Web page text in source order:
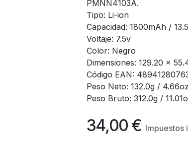
PMNN4103A.
Tipo: Li-ion
Capacidad: 1800mAh /
Voltaje: 7.5v
Color: Negro
Dimensiones: 129.20 x
Código EAN:
Peso Neto: 132.0g / 4.66oz
Peso Bruto: 312.0g /
34,00 € Impuestos